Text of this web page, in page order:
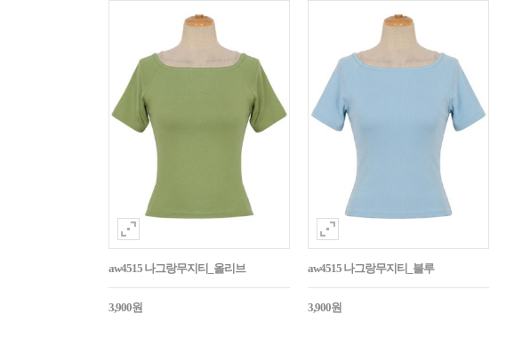
aw4515 나그랑무지티_올리브
3,900원
aw4515 나그랑무지티_블루
3,900원